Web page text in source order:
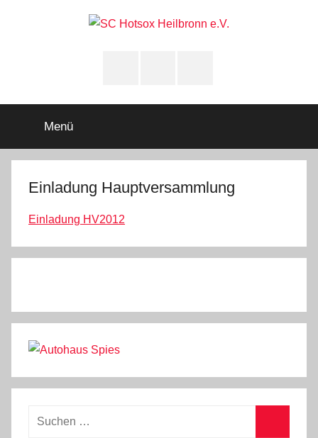
Heilbronn
e.V.
Menü
Einladung Hauptversammlung
Einladung HV2012
Suchen